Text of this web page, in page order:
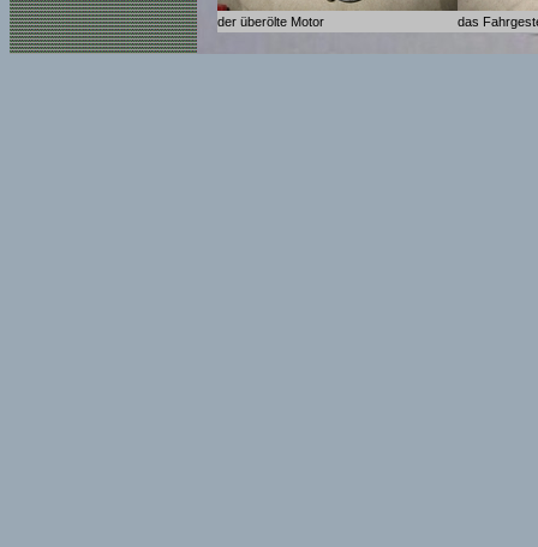
der überölte Motor das